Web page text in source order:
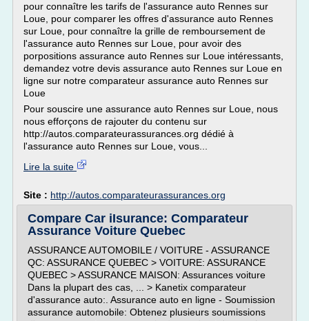
pour connaître les tarifs de l'assurance auto Rennes sur
Loue, pour comparer les offres d'assurance auto Rennes
sur Loue, pour connaître la grille de remboursement de
l'assurance auto Rennes sur Loue, pour avoir des
porpositions assurance auto Rennes sur Loue intéressants,
demandez votre devis assurance auto Rennes sur Loue en
ligne sur notre comparateur assurance auto Rennes sur
Loue
Pour souscire une assurance auto Rennes sur Loue, nous
nous efforçons de rajouter du contenu sur
http://autos.comparateurassurances.org dédié à
l'assurance auto Rennes sur Loue, vous...
Lire la suite
Site : http://autos.comparateurassurances.org
Compare Car iIsurance: Comparateur
Assurance Voiture Quebec
ASSURANCE AUTOMOBILE / VOITURE - ASSURANCE
QC: ASSURANCE QUEBEC > VOITURE: ASSURANCE
QUEBEC > ASSURANCE MAISON: Assurances voiture
Dans la plupart des cas, ... > Kanetix comparateur
d'assurance auto:. Assurance auto en ligne - Soumission
assurance automobile: Obtenez plusieurs soumissions